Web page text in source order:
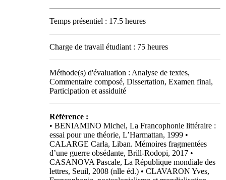
Temps présentiel : 17.5 heures
Charge de travail étudiant : 75 heures
Méthode(s) d'évaluation : Analyse de textes,
Commentaire composé, Dissertation, Examen final,
Participation et assiduité
Référence :
• BENIAMINO Michel, La Francophonie littéraire :
essai pour une théorie, L’Harmattan, 1999 •
CALARGE Carla, Liban. Mémoires fragmentées
d’une guerre obsédante, Brill-Rodopi, 2017 •
CASANOVA Pascale, La République mondiale des
lettres, Seuil, 2008 (nlle éd.) • CLAVARON Yves,